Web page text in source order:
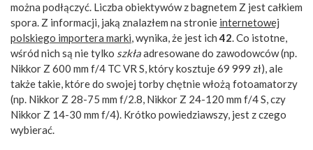
można podłączyć. Liczba obiektywów z bagnetem Z jest całkiem
spora. Z informacji, jaką znalazłem na stronie internetowej
polskiego importera marki, wynika, że jest ich42. Co istotne,
wśród nich są nie tylko szkłaadresowane do zawodowców (np.
Nikkor Z 600 mm f/4 TC VR S, który kosztuje 69 999 zł), ale
także takie, które do swojej torby chętnie włożą fotoamatorzy
(np. Nikkor Z 28-75 mm f/2.8, Nikkor Z 24-120 mm f/4 S, czy
Nikkor Z 14-30 mm f/4). Krótko powiedziawszy, jest z czego
wybierać.